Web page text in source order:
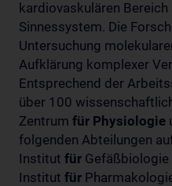
kardiovaskulären
Sinnessystem. Die
Untersuchung
Aufklärung komplexer
Entsprechend der
über 100
Zentrum für Physiologie
folgenden Abteilungen
Institut für
Institut für